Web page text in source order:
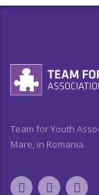
Team for Youth
Mare, in Romania.